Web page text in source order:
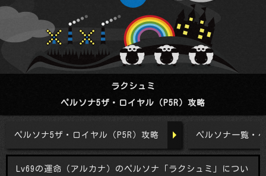
ラクシュミ
ペルソナ5ザ・ロイヤル（P5R）攻略
ペルソナ5ザ・ロイヤル（P5R）攻略 ペルソナ一覧・
Lv69の運命（アルカナ）のペルソナ「ラクシュミ」につい